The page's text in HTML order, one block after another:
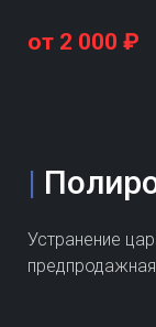
от 2 000 ₽
|
Устранение